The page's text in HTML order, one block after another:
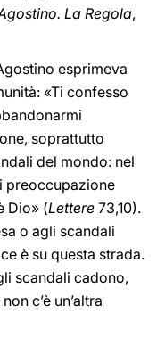
La Regola,
esprimeva
«Ti confesso
soprattutto
del mondo: nel
preoccupazione
Dio» (Lettere 73,10).
o agli scandali
è su questa strada.
scandali cadono,
c’è un’altra